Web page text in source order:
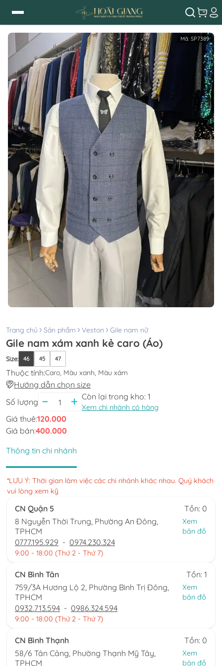
Mã: SP7389
Trang chủ Sản phẩm Veston Gile nam nữ
Gile nam xám xanh kẻ caro (Áo)
Size: 46 45 47
Thuộc tính:Caro, Màu xanh, Màu xám
Hướng dẫn chọn size
Số lượng
Còn lại trong kho: 1
Xem chi nhánh có hàng
Giá thuê:120.000
Giá bán:400.000
Thông tin chi nhánh
*LƯU Ý: Thời gian làm việc các chi nhánh khác nhau. Quý khách
vui lòng xem kỹ
CN Quận 5
Tồn: 0
8 Nguyễn Thời Trung, Phường An Đông,
TPHCM
Xem
bản đồ
0777.195.929 - 0974.230.324
9:00 - 18:00 (Thứ 2 - Thứ 7)
CN Bình Tân
Tồn: 1
759/3A Hương Lộ 2, Phường Bình Trị Đông,
TPHCM
Xem
bản đồ
0932.713.594 - 0986.324.594
9:00 - 18:00 (Thứ 2 - Thứ 7)
CN Bình Thạnh
Tồn: 0
58/6 Tân Cảng, Phường Thạnh Mỹ Tây,
TPHCM
Xem
bản đồ